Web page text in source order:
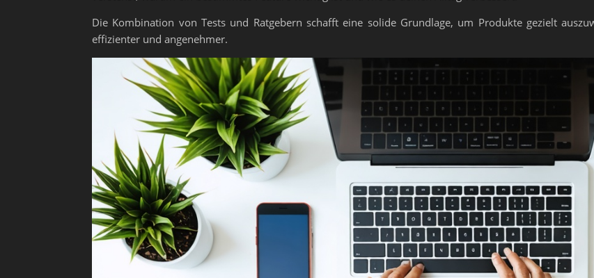
Die Kombination von Tests und Ratgebern schafft eine solide Grundlage, um Produkte gezielt
effizienter und angenehmer.